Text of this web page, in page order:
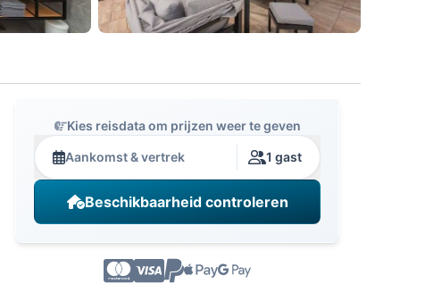
Kies reisdata om prijzen weer te geven
Aankomst & vertrek 1 gast
Beschikbaarheid controleren